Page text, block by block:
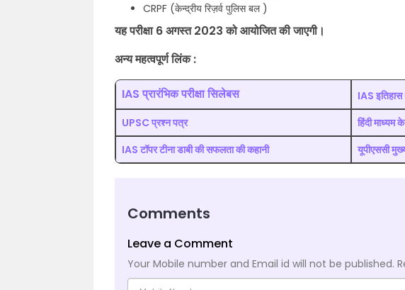
CRPF (केन्द्रीय रिज़र्व पुलिस बल )
यह परीक्षा 6 अगस्त 2023 को आयोजित की जाएगी।
अन्य महत्वपूर्ण लिंक :
IAS प्रारंभिक परीक्षा सिलेबस
IAS
UPSC प्रश्न पत्र
हिंदी माध्यम
IAS टॉपर टीना डाबी की सफलता की कहानी
यूपीएससी
Comments
Leave a Comment
Your Mobile number and Email id will not be published.